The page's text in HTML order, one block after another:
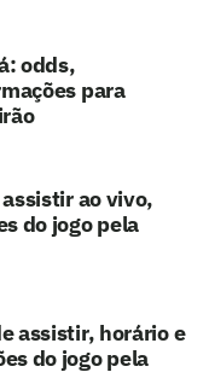
odds,
para
ao vivo,
do jogo pela
assistir, horário e
do jogo pela